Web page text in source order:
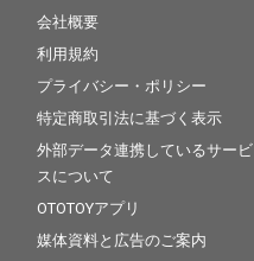
会社概要
利用規約
プライバシー・ポリシー
特定商取引法に基づく表示
外部データ連携しているサービ
スについて
OTOTOYアプリ
媒体資料と広告のご案内